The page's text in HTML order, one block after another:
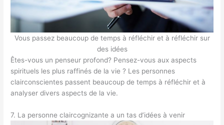
Vous passez beaucoup de temps à réfléchir et à réfléchir sur
des idées
Êtes-vous un penseur profond? Pensez-vous aux aspects
spirituels les plus raffinés de la vie ? Les personnes
clairconscientes passent beaucoup de temps à réfléchir et à
analyser divers aspects de la vie.
7. La personne claircognizante a un tas d’idées à venir